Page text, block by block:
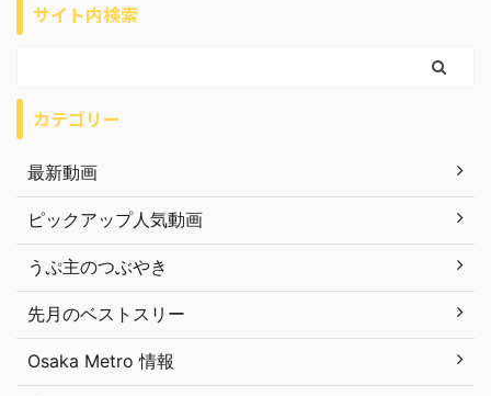
サイト内検索
カテゴリー
最新動画
ピックアップ人気動画
うぷ主のつぶやき
先月のベストスリー
Osaka Metro 情報